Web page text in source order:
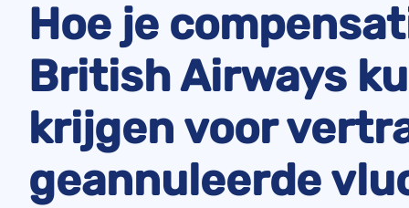
Instap Geweigerd
Luchtvaartmaatschappij
Klachten over
Luchtvaart Stakingen
Hoe je
British Airways
krijgen voor
geannuleerde